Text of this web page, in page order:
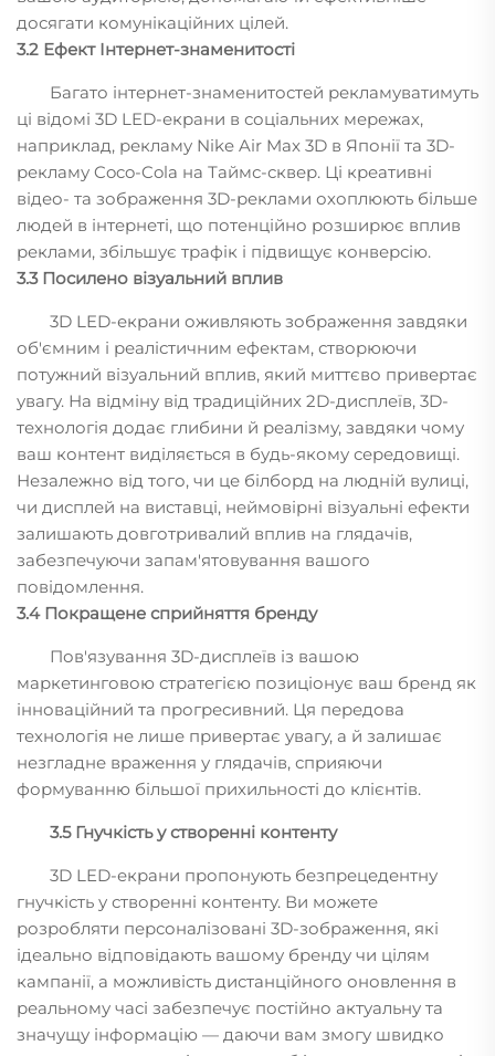
досягати комунікаційних цілей.
3.2 Ефект Інтернет-знаменитості
Багато інтернет-знаменитостей рекламуватимуть
ці відомі 3D LED-екрани в соціальних мережах,
наприклад, рекламу Nike Air Max 3D в Японії та 3D-
рекламу Coco-Cola на Таймс-сквер. Ці креативні
відео- та зображення 3D-реклами охоплюють більше
людей в інтернеті, що потенційно розширює вплив
реклами, збільшує трафік і підвищує конверсію.
3.3 Посилено візуальний вплив
3D LED-екрани оживляють зображення завдяки
об'ємним і реалістичним ефектам, створюючи
потужний візуальний вплив, який миттєво привертає
увагу. На відміну від традиційних 2D-дисплеїв, 3D-
технологія додає глибини й реалізму, завдяки чому
ваш контент виділяється в будь-якому середовищі.
Незалежно від того, чи це білборд на людній вулиці,
чи дисплей на виставці, неймовірні візуальні ефекти
залишають довготривалий вплив на глядачів,
забезпечуючи запам'ятовування вашого
повідомлення.
3.4 Покращене сприйняття бренду
Пов'язування 3D-дисплеїв із вашою
маркетинговою стратегією позиціонує ваш бренд як
інноваційний та прогресивний. Ця передова
технологія не лише привертає увагу, а й залишає
незгладне враження у глядачів, сприяючи
формуванню більшої прихильності до клієнтів.
3.5 Гнучкість у створенні контенту
3D LED-екрани пропонують безпрецедентну
гнучкість у створенні контенту. Ви можете
розробляти персоналізовані 3D-зображення, які
ідеально відповідають вашому бренду чи цілям
кампанії, а можливість дистанційного оновлення в
реальному часі забезпечує постійно актуальну та
значущу інформацію — даючи вам змогу швидко